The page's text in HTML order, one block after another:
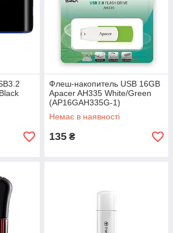
Флеш-накопитель USB 16GB
Apacer AH335 White/Green
(AP16GAH335G-1)
Немає в наявності
135 ₴